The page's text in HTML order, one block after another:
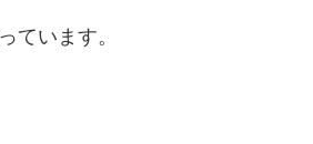
ています。